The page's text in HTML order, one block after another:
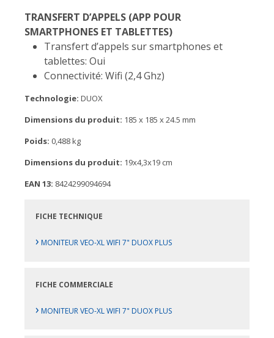
TRANSFERT D’APPELS (APP POUR
SMARTPHONES ET TABLETTES)
Transfert d’appels sur smartphones et
tablettes: Oui
Connectivité: Wifi (2,4 Ghz)
Technologie: DUOX
Dimensions du produit: 185 x 185 x 24.5 mm
Poids: 0,488 kg
Dimensions du produit: 19x4,3x19 cm
EAN 13: 8424299094694
FICHE TECHNIQUE
› MONITEUR VEO-XL WIFI 7" DUOX PLUS
FICHE COMMERCIALE
› MONITEUR VEO-XL WIFI 7" DUOX PLUS